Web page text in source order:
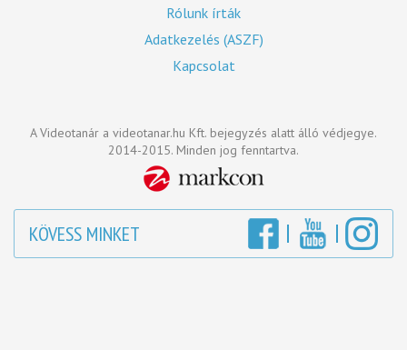
Rólunk írták
Adatkezelés (ASZF)
Kapcsolat
A Videotanár a videotanar.hu Kft. bejegyzés alatt álló védjegye.
2014-2015. Minden jog fenntartva.
KÖVESS MINKET